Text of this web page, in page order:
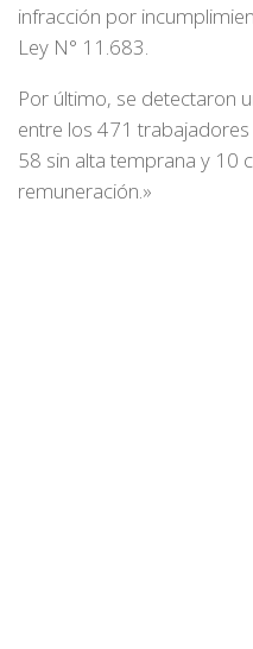
infracción por
Ley N° 11.683.
Por último, se detectaron
entre los 471
58 sin alta temprana y 10
remuneración.»